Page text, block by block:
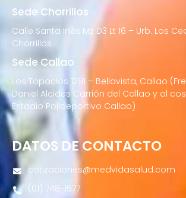
Sede Chorrillos
Calle Santa Inés Mz D3 Lt 16 – Urb. Los
Chorrillos
Sede Callao
Los Topacios 1291 – Bellavista, Callao
Daniel Alcides Carrión del Callao y al
Estadio Polideportivo Callao)
DATOS DE CONTACTO
cotizaciones@medvidasalud.com
(01) 748-1577